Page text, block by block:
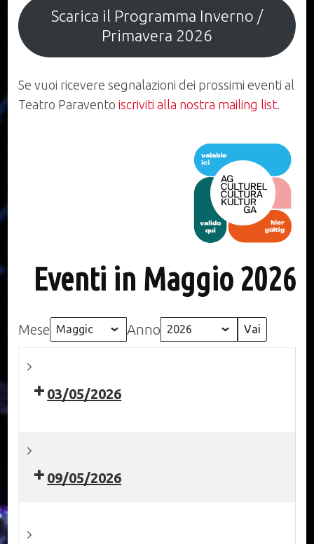
Scarica il Programma Inverno /
Primavera 2026
Se vuoi ricevere segnalazioni dei prossimi eventi al
Teatro Paraventoiscriviti alla nostra mailing list.
Eventi in Maggio 2026
Mese Anno
03/05/2026
09/05/2026